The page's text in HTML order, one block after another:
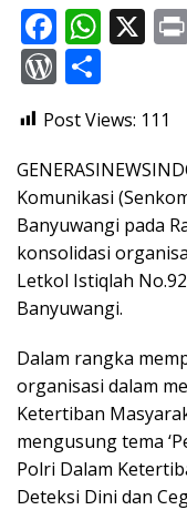
F
ac
e
b
o
o
k
W
s
A
p
p
X
W
or
d
Pr
e
ss
ar
e
Post Views: 111
Komunikasi
Banyuwangi pada
konsolidasi
Letkol Istiqlah
Banyuwangi.
Dalam rangka
organisasi dalam
Ketertiban
mengusung tema
Polri Dalam
Deteksi Dini dan